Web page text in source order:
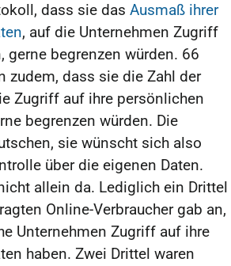
dass sie das Ausmaß ihrer
, auf die Unternehmen Zugriff
gerne begrenzen würden. 66
zudem, dass sie die Zahl der
Zugriff auf ihre persönlichen
begrenzen würden. Die
sie wünscht sich also
über die eigenen Daten.
allein da. Lediglich ein Drittel
Online-Verbraucher gab an,
Unternehmen Zugriff auf ihre
haben. Zwei Drittel waren